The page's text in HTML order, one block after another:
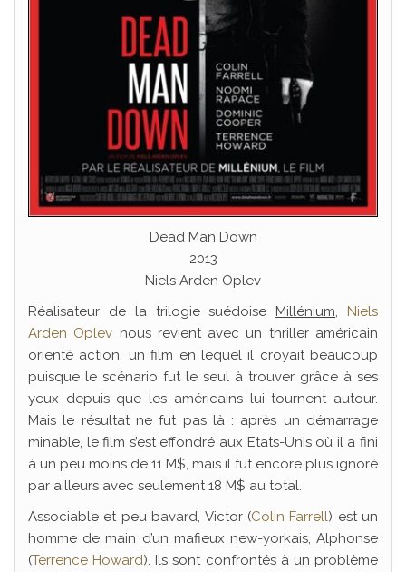
Dead Man Down
2013
Niels Arden Oplev
Réalisateur de la trilogie suédoise Millénium, Niels
Arden Oplev nous revient avec un thriller américain
orienté action, un film en lequel il croyait beaucoup
puisque le scénario fut le seul à trouver grâce à ses
yeux depuis que les américains lui tournent autour.
Mais le résultat ne fut pas là : après un démarrage
minable, le film s’est effondré aux Etats-Unis où il a fini
à un peu moins de 11 M$, mais il fut encore plus ignoré
par ailleurs avec seulement 18 M$ au total.
Associable et peu bavard, Victor (Colin Farrell) est un
homme de main d’un mafieux new-yorkais, Alphonse
(Terrence Howard). Ils sont confrontés à un problème